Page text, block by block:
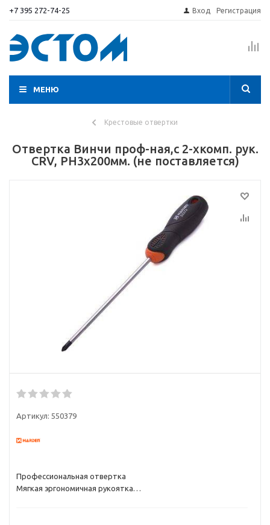
+7 395 272-74-25 Вход Регистрация
МЕНЮ
Крестовые отвертки
Отвертка Винчи проф-ная,с 2-хкомп. рук.
CRV, PH3х200мм. (не поставляется)
Артикул: 550379
Профессиональная отвертка
Мягкая эргономичная рукоятка